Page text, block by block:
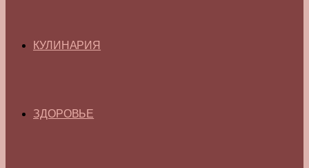
КУЛИНАРИЯ
ЗДОРОВЬЕ